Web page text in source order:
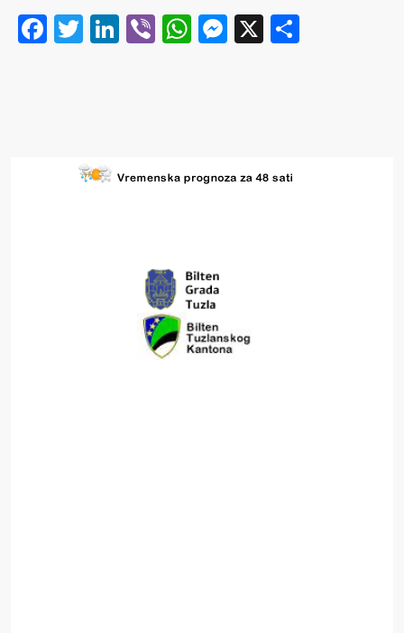
Facebook
Twitter
LinkedIn
ViberWhatsApp
Messenger
X